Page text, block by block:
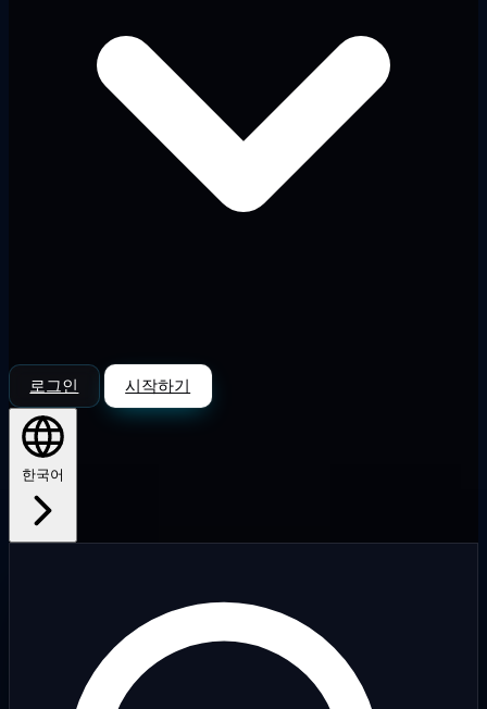
로그인 시작하기
한국어